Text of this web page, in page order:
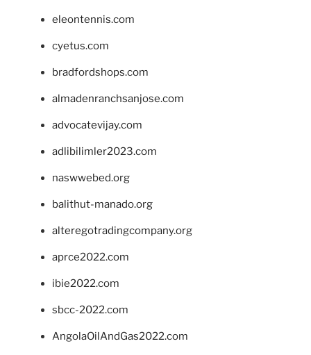
eleontennis.com
cyetus.com
bradfordshops.com
almadenranchsanjose.com
advocatevijay.com
adlibilimler2023.com
naswwebed.org
balithut-manado.org
alteregotradingcompany.org
aprce2022.com
ibie2022.com
sbcc-2022.com
AngolaOilAndGas2022.com